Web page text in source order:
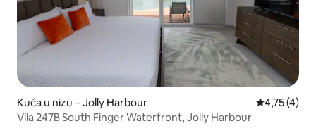
Kuća u nizu – Jolly Harbour Prosječna
4,75 (4)
Vila 247B South Finger Waterfront, Jolly Harbour